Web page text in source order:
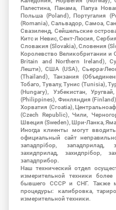
Палестина, Панама, Папуа
Польша (Poland), Португалия
(Romania), Сальвадор, Самоа,
Свазиленд, Сейшельские
Китс и Невис, Сент-Люсия,
Словакия (Slovakia), Словения
Королевство Великобритании
Britain and Northern Ireland),
Лешти), США (USA), Сьерра-
(Thailand), Танзания
Тобаго, Тувалу, Тунис (Tunisia),
(Hungary), Узбекистан,
(Philippines), Финляндия
Хорватия (Croatia),
(Czech Republic), Чили,
Швеция (Sweden), Шри-Ланка,
Иногда клиенты могут
официальный сайт
западпрібор, западприлад,
захидприлад, захидпрібор,
западприбор.
Наш технический отдел
измерительной техники
бывшего СССР и СНГ. Также
процедуры: калибровка,
измерительной техники.